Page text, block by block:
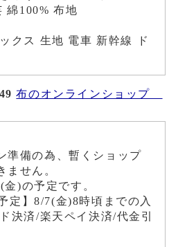
綿100% 布地
クス 生地 電車 新幹線 ド
布のオンラインショップ
準備の為、暫くショップ
ません。
)の予定です。
定】8/7(金)8時頃までの入
決済/楽天ペイ決済/代金引